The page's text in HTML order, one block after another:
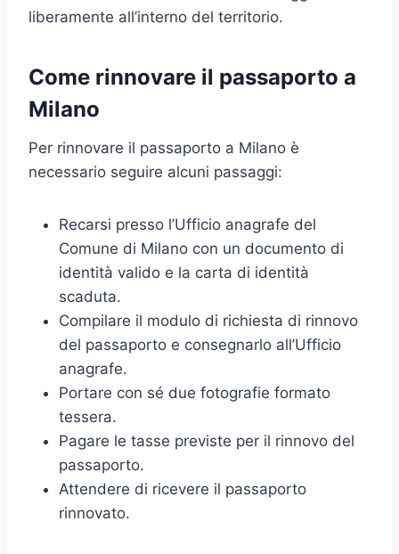
liberamente all’interno del territorio.
Come rinnovare il passaporto a
Milano
Per rinnovare il passaporto a Milano è
necessario seguire alcuni passaggi:
Recarsi presso l’Ufficio anagrafe del
Comune di Milano con un documento di
identità valido e la carta di identità
scaduta.
Compilare il modulo di richiesta di rinnovo
del passaporto e consegnarlo all’Ufficio
anagrafe.
Portare con sé due fotografie formato
tessera.
Pagare le tasse previste per il rinnovo del
passaporto.
Attendere di ricevere il passaporto
rinnovato.